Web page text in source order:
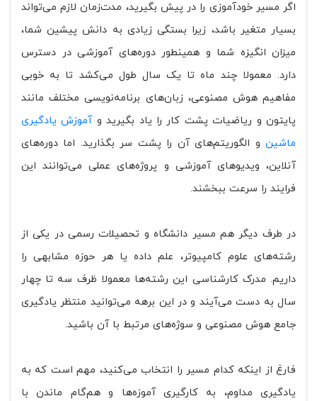
اگر مسیر خودآموزی را در پیش بگیرید، مدت‌زمان لازم می‌تواند
بسیار متغیر باشد، زیرا بستگی زیادی به دانش پیشین شما،
میزان انگیزه شما و همینطور دوره‌های آموزشی در دسترس
دارد. معمولا چند ماه تا یک سال طول می‌کشد تا به خوبی
مفاهیم هوش مصنوعی، زبان‌های برنامه‌نویسی مختلف مانند
پایتون و ریاضیات پشت کار را یاد بگیرید وآموزش یادگیری
ماشین و الگوریتم‌های آن را پشت سر بگذارید. اما دوره‌های
آنلاین، ویدیوهای آموزشی و پروژه‌های عملی می‌توانند این
فرایند را سرعت ببخشند.
در طرف دیگر هم مسیر دانشگاه و تحصیلات رسمی در یکی از
رشته‌های علوم کامپیوتر، علم داده یا هر حوزه مشابهی را
داریم. مدرک کارشناسی این رشته‌ها معمولا ظرف سه تا چهار
سال به دست می‌آیند و در این برهه می‌توانید منتظر یادگیری
جامع هوش مصنوعی و سوژه‌های مرتبط با آن باشید.
فارغ از اینکه کدام مسیر را انتخاب می‌کنید، مهم است که به
یادگیری مداوم، به کار‌گیری آموزه‌ها و هم‌گام ماندن با